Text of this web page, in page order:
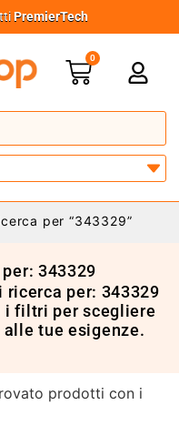
PremierTech
0
per “343329”
343329
per: 343329
i filtri per scegliere
tue esigenze.
prodotti con i